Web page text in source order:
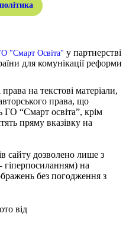
"Смарт Освіта" у партнерстві
для комунікації реформи
на текстові матеріали,
права, що
ГО “Смарт освіта”, крім
пряму вказівку на
сайту дозволено лише з
гіперпосиланням) на
без погодження з
від